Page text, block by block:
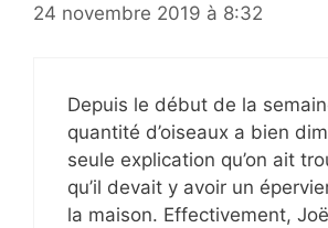
24 novembre 2019 à 8:32
Depuis le début de la
quantité d’oiseaux a bien
seule explication qu’on ait
qu’il devait y avoir un
la maison. Effectivement,